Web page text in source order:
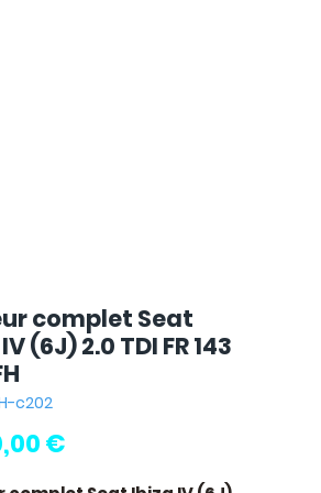
complet Seat
(6J) 2.0 TDI FR 143
c202
€